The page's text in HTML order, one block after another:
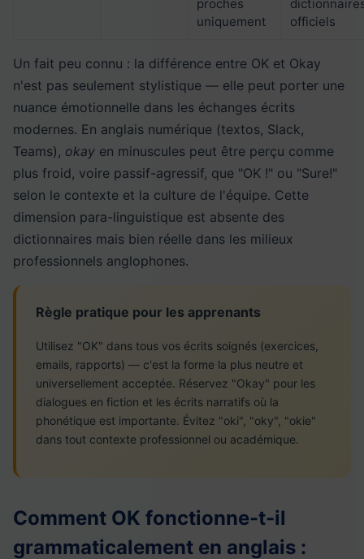
proches
uniquement
officiels
Un fait peu connu : la différence entre OK et Okay
n'est pas seulement stylistique — elle peut porter une
nuance émotionnelle dans les échanges écrits
modernes. En anglais numérique (textos, Slack,
Teams), okay en minuscules peut être perçu comme
plus froid, voire passif-agressif, que "OK !" ou "Sure!"
selon le contexte et la culture de l'équipe. Cette
dimension para-linguistique est absente des
dictionnaires mais bien réelle dans les milieux
professionnels anglophones.
Règle pratique pour les apprenants
Utilisez "OK" dans tous vos écrits soignés (exercices,
emails, rapports) — c'est la forme la plus neutre et
universellement acceptée. Réservez "Okay" pour les
dialogues en fiction et les écrits narratifs où la
phonétique est importante. Évitez "oki", "oky", "okie"
dans tout contexte professionnel ou académique.
Comment OK fonctionne-t-il
grammaticalement en anglais :